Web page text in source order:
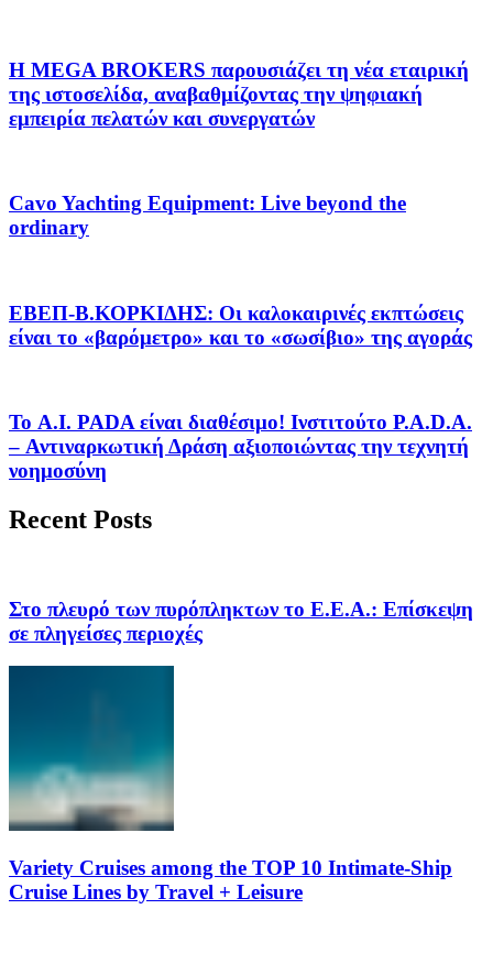
Η MEGA BROKERS παρουσιάζει τη νέα εταιρική
της ιστοσελίδα, αναβαθμίζοντας την ψηφιακή
εμπειρία πελατών και συνεργατών
Cavo Yachting Equipment: Live beyond the
ordinary
EΒΕΠ-Β.ΚΟΡΚΙΔΗΣ: Οι καλοκαιρινές εκπτώσεις
είναι το «βαρόμετρο» και το «σωσίβιο» της αγοράς
Το A.I. PADA είναι διαθέσιμο! Ινστιτούτο P.A.D.A.
– Αντιναρκωτική Δράση αξιοποιώντας την τεχνητή
νοημοσύνη
Recent Posts
Στο πλευρό των πυρόπληκτων το Ε.Ε.Α.: Επίσκεψη
σε πληγείσες περιοχές
Variety Cruises among the TOP 10 Intimate-Ship
Cruise Lines by Travel + Leisure